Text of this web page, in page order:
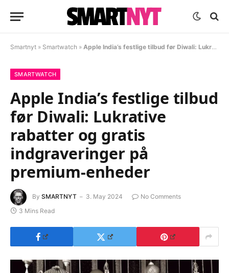
Smartnyt » Smartwatch » Apple India’s festlige tilbud før Diwali: Lukrative rabatter og gratis indgraveringer på premium-enheder
SMARTWATCH
Apple India’s festlige tilbud
før Diwali: Lukrative
rabatter og gratis
indgraveringer på
premium-enheder
By SMARTNYT 3. May 2024
No Comments
3 Mins Read